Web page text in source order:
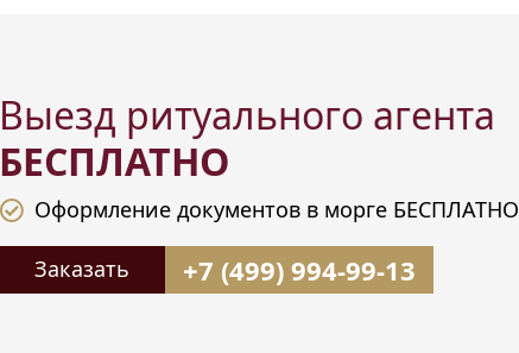
Выезд ритуального агента
БЕСПЛАТНО
Оформление документов в морге БЕСПЛАТНО
Заказать +7 (499) 994-99-13